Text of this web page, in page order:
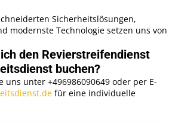
Sicherheitslösungen,
modernste Technologie setzen uns von
den Revierstreifendienst
buchen?
uns unter +496986090649 oder per E-
für eine individuelle